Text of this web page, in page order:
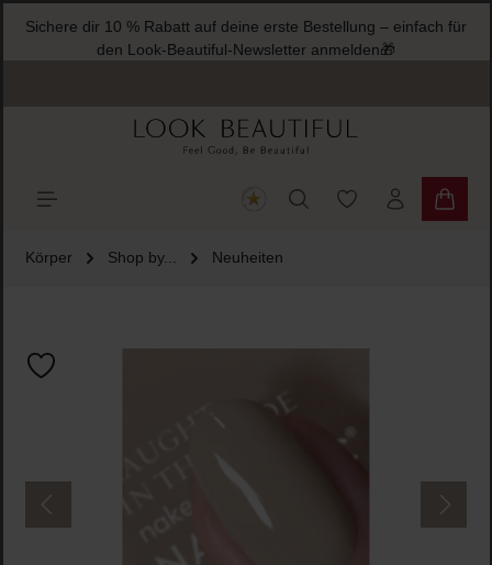
springen
Sichere dir 10 % Rabatt auf deine erste Bestellung – einfach für
den Look-Beautiful-Newsletter anmelden🎁
Du hast 0
Körper Shop by... Neuheiten